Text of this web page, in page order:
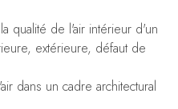
qualité de l'air intérieur d'un
extérieure, défaut de
dans un cadre architectural